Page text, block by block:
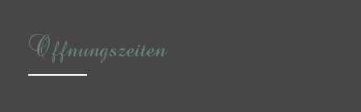
Offnungszeiten